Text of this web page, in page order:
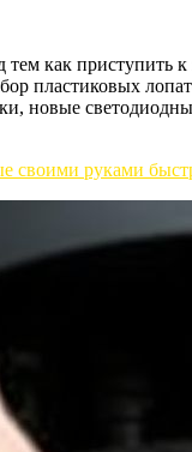
как
пластиковых
новые
своими руками